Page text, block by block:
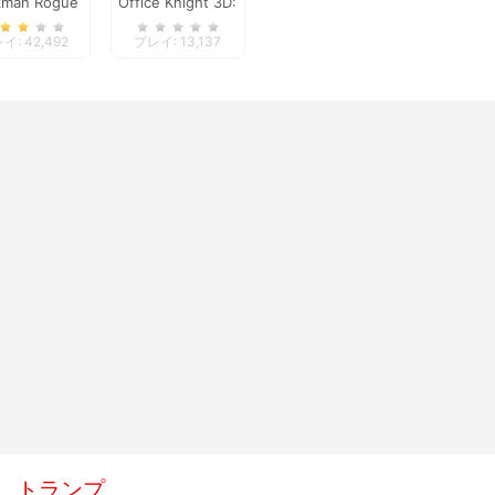
Online
イ: 42,492
Castle Defense
プレイ: 13,137
トランプ